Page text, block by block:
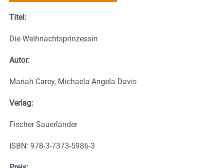
Titel:
Die Weihnachtsprinzessin
Autor:
Mariah Carey, Michaela Angela Davis
Verlag:
Fischer Sauerländer
ISBN: 978-3-7373-5986-3